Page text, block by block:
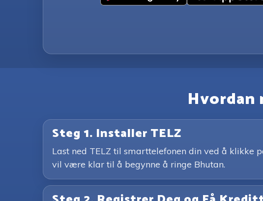
Hvordan
Steg 1. Installer TELZ
Last ned TELZ til smarttelefonen din ved å klikke
vil være klar til å begynne å ringe Bhutan.